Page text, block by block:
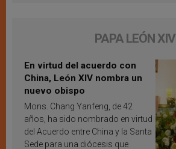
PAPA LEÓN XIV
En virtud del acuerdo con
China, León XIV nombra un
nuevo obispo
Mons. Chang Yanfeng, de 42
años, ha sido nombrado en virtud
del Acuerdo entre China y la Santa
Sede para una diócesis que